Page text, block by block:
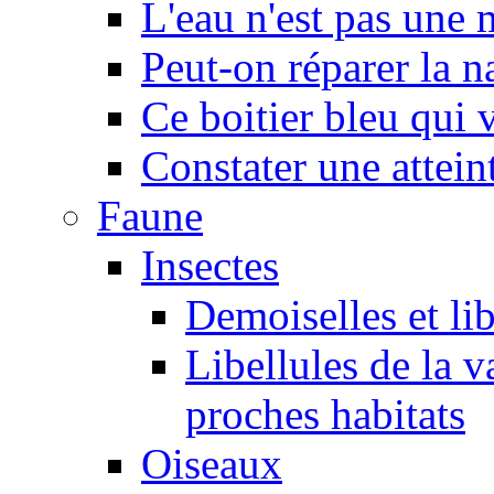
L'eau n'est pas une
Peut-on réparer la
Ce boitier bleu qui
Constater une
Faune
Insectes
Demoiselles et
Libellules de la
proches habitats
Oiseaux